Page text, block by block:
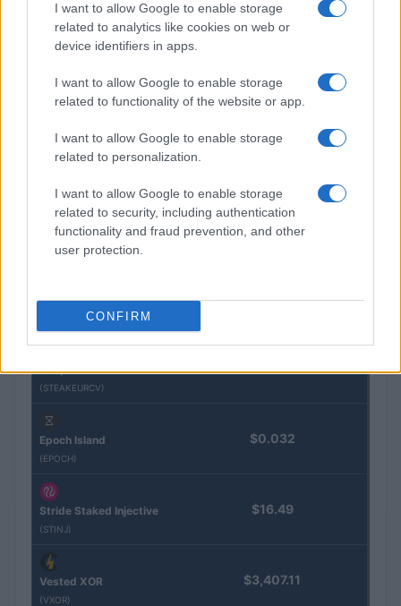
I want to allow Google to enable storage
related to analytics like cookies on web or
device identifiers in apps.
I want to allow Google to enable storage
related to functionality of the website or app.
I want to allow Google to enable storage
related to personalization.
I want to allow Google to enable storage
related to security, including authentication
functionality and fraud prevention, and other
user protection.
CONFIRM
QUOTAZIONI CRYPTO
Nome Prezzo
Gold (Terra
(PAXG)
$4,187.30
(KBTC)
Morpho Vault
(STEAKEURCV)
Epoch Island
(EPOCH)
$0.032
Stride Staked Injective
(STINJ)
$16.49
Vested XOR
(VXOR)
$3,407.11